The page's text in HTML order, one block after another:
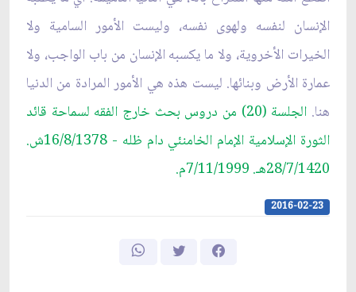
الإنسان لنفسه ولهوى نفسه، وليست الأمور السامية ولا
الخيرات الأخروية، ولا ما يكسبه الإنسان من باب الواجب، ولا
عمارة الأرض وبنائها. ليست هذه هي الأمور المرادة من الدنيا
هنا.
الجلسة (20) من دروس بحث خارج الفقه لسماحة قائد
الثورة الإسلامية الإمام الخامنئي دام ظله - 16/8/1378ش.
28/7/1420هـ. 7/11/1999م.
2016-02-23